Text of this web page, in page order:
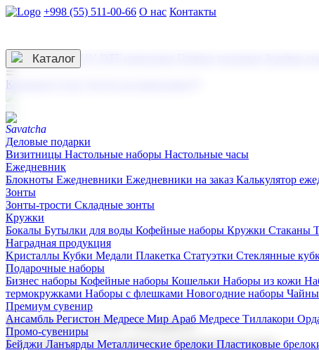
+998 (55) 511-00-66 О нас Контакты
3D гравировка
☰
Контакты
Каталог
Деловые подарки
Визитницы Настольные наборы Настольные часы
Ежедневник
Блокноты Ежедневники Ежедневники на заказ Калькулятор
Зонты
Зонты-трости Складные зонты
Кружки
Бокалы Бутылки для воды Кофейные наборы Кружки Стаканы
Наградная продукция
Kристаллы Кубки Медали Плакетка Статуэтки Стеклянные
Подарочные наборы
Бизнес наборы Кофейные наборы Кошельки Наборы из кожи
термокружками Наборы с флешками Новогодние наборы
Премиум сувенир
Ансамбль Регистон Медресе Мир Араб Медресе Тиллакори
Промо-сувениры
Бейджи Ланъярды Металлические брелоки Пластиковые
Корпоративные подарки
Поставка со склада и производство